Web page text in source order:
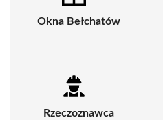
Okna Bełchatów
Rzeczoznawca